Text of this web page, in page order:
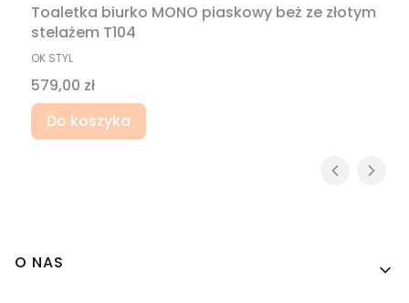
Toaletka biurko MONO piaskowy beż ze złotym
stelażem T104
PRODUCENT
OK STYL
Cena
579,00 zł
Do koszyka
Linki w stopce
O NAS